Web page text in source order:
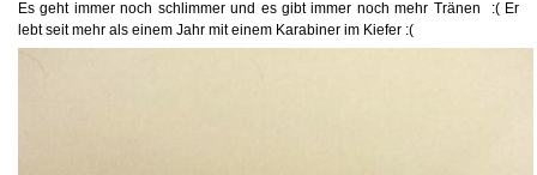
Es geht immer noch schlimmer und es gibt immer noch mehr Tränen :( Er
lebt seit mehr als einem Jahr mit einem Karabiner im Kiefer :(